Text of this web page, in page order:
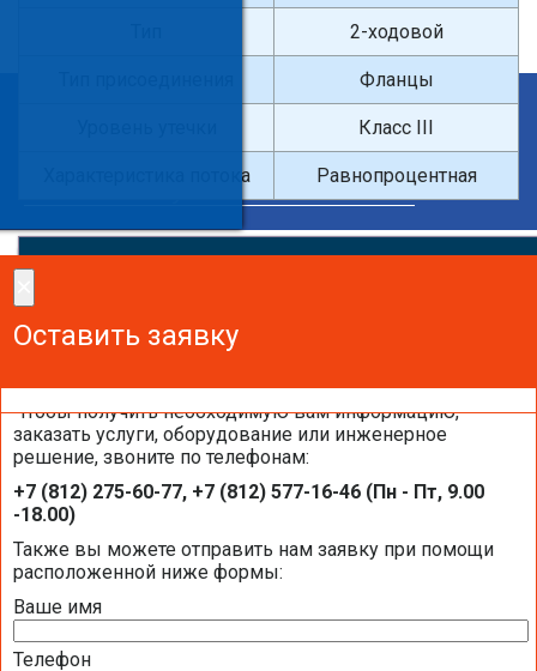
2-ходовой
Фланцы
Класс III
Характеристика потока Равнопроцентная
Оставить заявку
Оставить заявку
Чтобы получить необходимую вам информацию,
заказать услуги, оборудование или инженерное
решение, звоните по телефонам:
+7 (812) 275-60-77, +7 (812) 577-16-46 (Пн - Пт, 9.00
-18.00)
Также вы можете отправить нам заявку при помощи
расположенной ниже формы:
Ваше имя
Телефон
Оставить заявку
Каталоги и брошюры BELIMO
Общая информация BELIMO
Презентация компании BELIMO 2016 (2,51
МБ)